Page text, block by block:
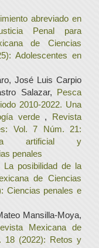
abreviado en
Penal para
de Ciencias
Adolescentes en
José Luis Carpio
Salazar, Pesca
2010-2022. Una
verde , Revista
Vol. 7 Núm. 21:
artificial y
penales
La posibilidad de la
de Ciencias
Ciencias penales e
Mansilla-Moya,
Mexicana de
18 (2022): Retos y